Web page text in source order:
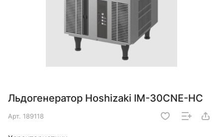
Льдогенератор Hoshizaki IM-30CNE-HC
Арт. 189118